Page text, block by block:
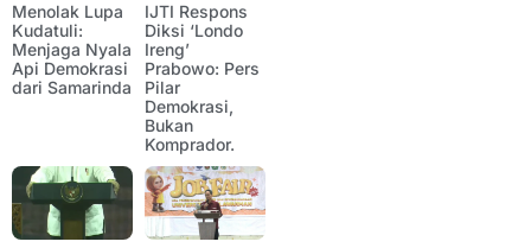
Menolak Lupa
Kudatuli:
Menjaga Nyala
Api Demokrasi
dari Samarinda
IJTI Respons
Diksi ‘Londo
Ireng’
Prabowo: Pers
Pilar
Demokrasi,
Bukan
Komprador.